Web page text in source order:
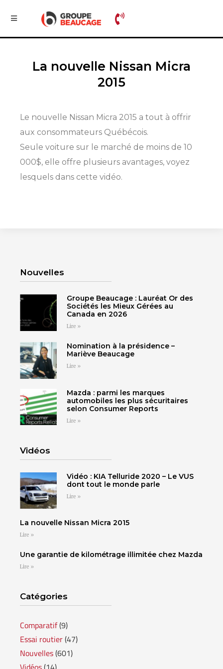
La nouvelle Nissan Micra
2015
Le nouvelle Nissan Micra 2015 a tout à offrir
aux consommateurs Québécois.
Seule voiture sur le marché de moins de 10
000$, elle offre plusieurs avantages, voyez
lesquels dans cette vidéo.
Nouvelles
Groupe Beaucage : Lauréat Or des
Sociétés les Mieux Gérées au
Canada en 2026
Lire »
Nomination à la présidence –
Mariève Beaucage
Lire »
Mazda : parmi les marques
automobiles les plus sécuritaires
selon Consumer Reports
Lire »
Vidéos
Vidéo : KIA Telluride 2020 – Le VUS
dont tout le monde parle
Lire »
La nouvelle Nissan Micra 2015
Lire »
Une garantie de kilométrage illimitée chez Mazda
Lire »
Catégories
Comparatif(9)
Essai routier(47)
Nouvelles(601)
SHERBROOKE
MAGOG